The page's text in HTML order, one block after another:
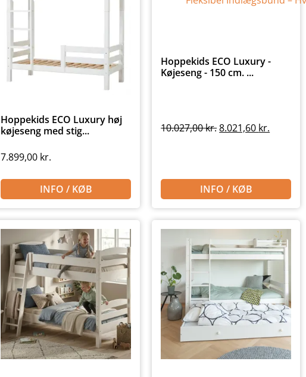
Hoppekids ECO Luxury høj
køjeseng med stig...
7.899,00 kr.
INFO / KØB
Hoppekids ECO Luxury -
Køjeseng - 150 cm. ...
10.027,00kr.8.021,60 kr.
INFO / KØB